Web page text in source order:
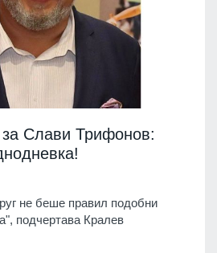
Слави Трифонов:
не беше правил подобни
подчертава Кралев